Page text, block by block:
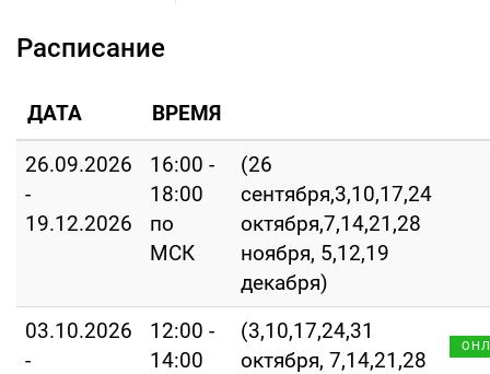
Расписание
ДАТА ВРЕМЯ
26.09.2026
-
19.12.2026
16:00 -
18:00
по
МСК
(26
сентября,3,10,17,24
октября,7,14,21,28
ноября, 5,12,19
декабря)
03.10.2026
-
12:00 -
14:00
(3,10,17,24,31
октября, 7,14,21,28